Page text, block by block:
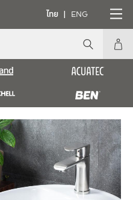
ไทย ENG